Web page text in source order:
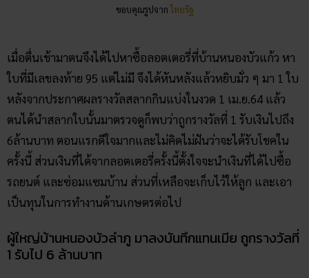
ขอบคุณรูปจาก ไทยรัฐ
เมื่อตื่นเช้ามาตนจึงได้ไปหาซื้อลอตเตอรี่ที่บ้านหนองบัวแก้ว หา
ใบที่มีเลขลงท้าย 95 แต่ไม่มี จึงได้หันหลังแล้วหยิบมั่ว ๆ มา 1 ใบ
หลังจากประกาศผลรางวัลสลากกินแบ่งในงวด 1 เม.ย.64 แล้ว
ตนได้นำสลากใบนั้นมาตรวจดูก็พบว่าถูกรางวัลที่ 1 รับเงินไปถึง
6ล้านบาท ตอนแรกดีใจมากและไม่คิดไม่ฝันว่าจะได้รับโชคใน
ครั้งนี้ ส่วนเงินที่ได้จากลอตเตอรี่ครั้งนี้ตั้งใจจะนำเงินที่ได้ไปซื้อ
รถยนต์ และซ่อมแซมบ้าน ส่วนที่เหลือจะเก็บไว้ให้ลูก และเอา
เป็นทุนในการทำงานด้านเกษตรต่อไป
ผู้ใหญ่บ้านหนองบัวลำภู มาลงบันทึกแทนเมีย ถูกรางวัลที่
1 รับไป 6 ล้านบาท